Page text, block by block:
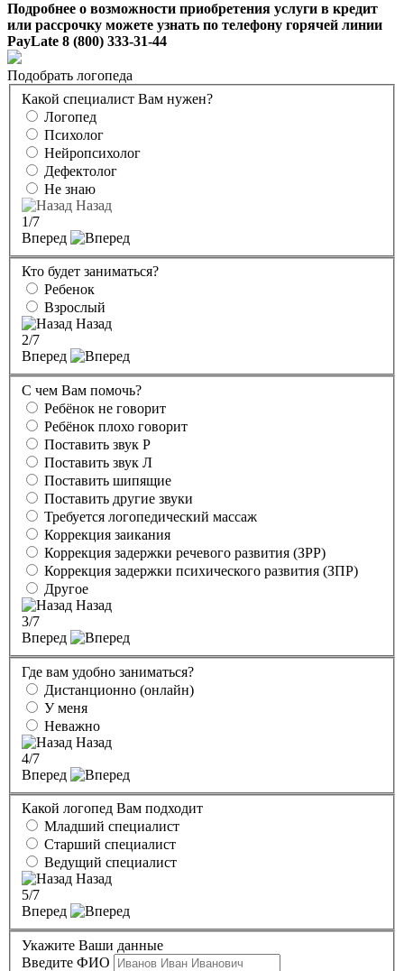
Подробнее о возможности приобретения услуги в кредит
или рассрочку можете узнать по телефону горячей линии
PayLate 8 (800) 333-31-44
Подобрать логопеда
Какой специалист Вам нужен?
Логопед
Психолог
Нейропсихолог
Дефектолог
Не знаю
Назад
1/7
Вперед
Кто будет заниматься?
Ребенок
Взрослый
Назад
2/7
Вперед
С чем Вам помочь?
Ребёнок не говорит
Ребёнок плохо говорит
Поставить звук Р
Поставить звук Л
Поставить шипящие
Поставить другие звуки
Требуется логопедический массаж
Коррекция заикания
Коррекция задержки речевого развития (ЗРР)
Коррекция задержки психического развития (ЗПР)
Другое
Назад
3/7
Вперед
Где вам удобно заниматься?
Дистанционно (онлайн)
У меня
Неважно
Назад
4/7
Вперед
Какой логопед Вам подходит
Младший специалист
Старший специалист
Ведущий специалист
Назад
5/7
Вперед
Укажите Ваши данные
Введите ФИО